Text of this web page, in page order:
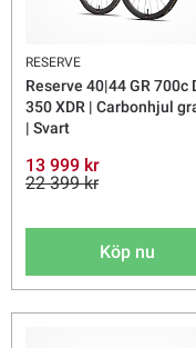
RESERVE
Reserve 40|44 GR 700c
350 XDR | Carbonhjul
| Svart
13 999 kr
22 399 kr
Köp nu